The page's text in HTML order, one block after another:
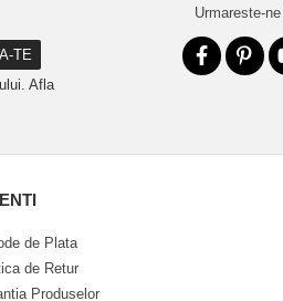
Afla
Urmareste-
de Plata
de Retur
Produselor